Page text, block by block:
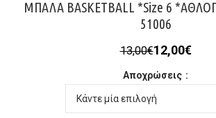
ΜΠΑΛΑ BASKETBALL *Size 6
51006
13,00€Original
was:
13,00€.
12,00€Η
Αποχρώσεις